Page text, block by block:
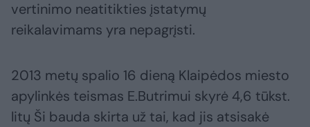
vertinimo neatitikties įstatymų
reikalavimams yra nepagrįsti.
2013 metų spalio 16 dieną Klaipėdos miesto
apylinkės teismas E.Butrimui skyrė 4,6 tūkst.
litų Ši bauda skirta už tai, kad jis atsisakė